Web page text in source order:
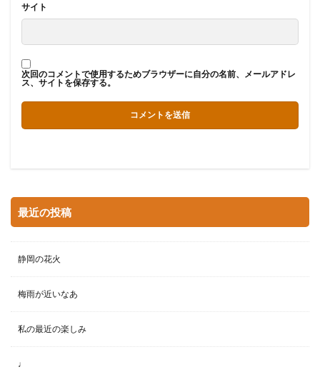
サイト
次回のコメントで使用するためブラウザーに自分の名前、メールアドレ
ス、サイトを保存する。
最近の投稿
静岡の花火
梅雨が近いなあ
私の最近の楽しみ
♩